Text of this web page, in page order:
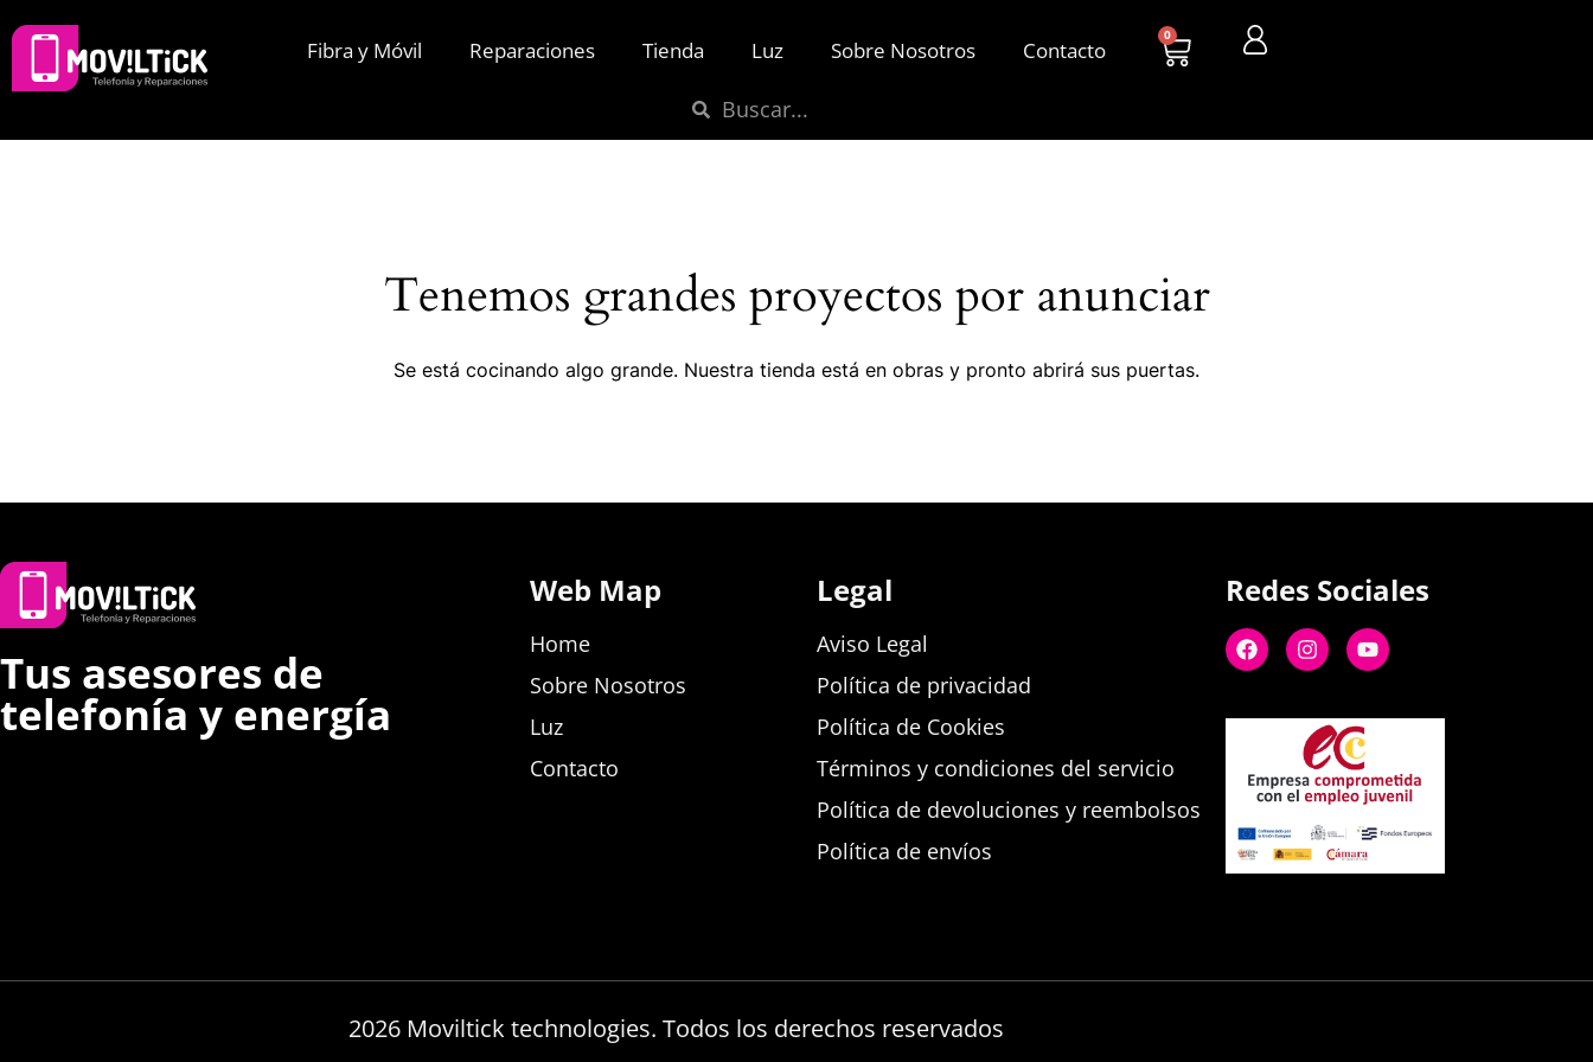
Fibra y Móvil Reparaciones Tienda Luz Sobre Nosotros Contacto
0
Tenemos grandes proyectos por anunciar
Se está cocinando algo grande. Nuestra tienda está en obras y pronto abrirá sus puertas.
Tus asesores de
telefonía y energía
Web Map
Home
Sobre Nosotros
Luz
Contacto
Legal
Aviso Legal
Política de privacidad
Política de Cookies
Términos y condiciones del servicio
Política de devoluciones y reembolsos
Política de envíos
Redes Sociales
2026 Moviltick technologies. Todos los derechos reservados